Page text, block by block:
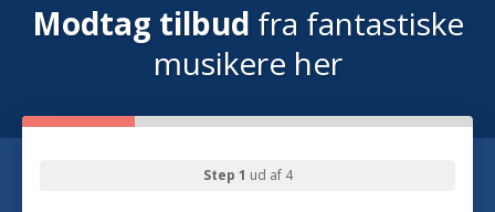
Modtag tilbud fra fantastiske
musikere her
Step 1 ud af 4